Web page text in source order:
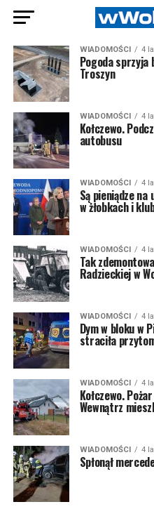
WIADOMOŚCI 4
Pogoda sprzyja
Troszyn
WIADOMOŚCI 4
Kołczewo.
autobusu
WIADOMOŚCI 4
Są pieniądze
w żłobkach i
WIADOMOŚCI 4
Tak
Radzieckiej w
WIADOMOŚCI 4
Dym w bloku w
straciła
WIADOMOŚCI 4
Kołczewo.
Wewnątrz
WIADOMOŚCI 4
Spłonął